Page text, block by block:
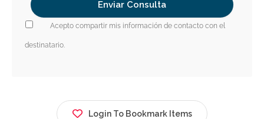
Acepto compartir mis información de contacto con el
destinatario.
Login To Bookmark Items